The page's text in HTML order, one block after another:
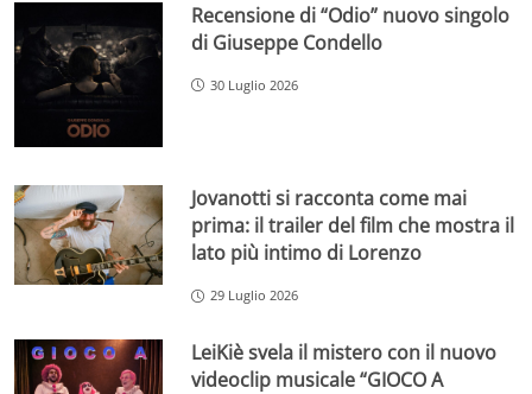
Recensione di “Odio” nuovo singolo
di Giuseppe Condello
30 Luglio 2026
Jovanotti si racconta come mai
prima: il trailer del film che mostra il
lato più intimo di Lorenzo
29 Luglio 2026
LeiKiè svela il mistero con il nuovo
videoclip musicale “GIOCO A